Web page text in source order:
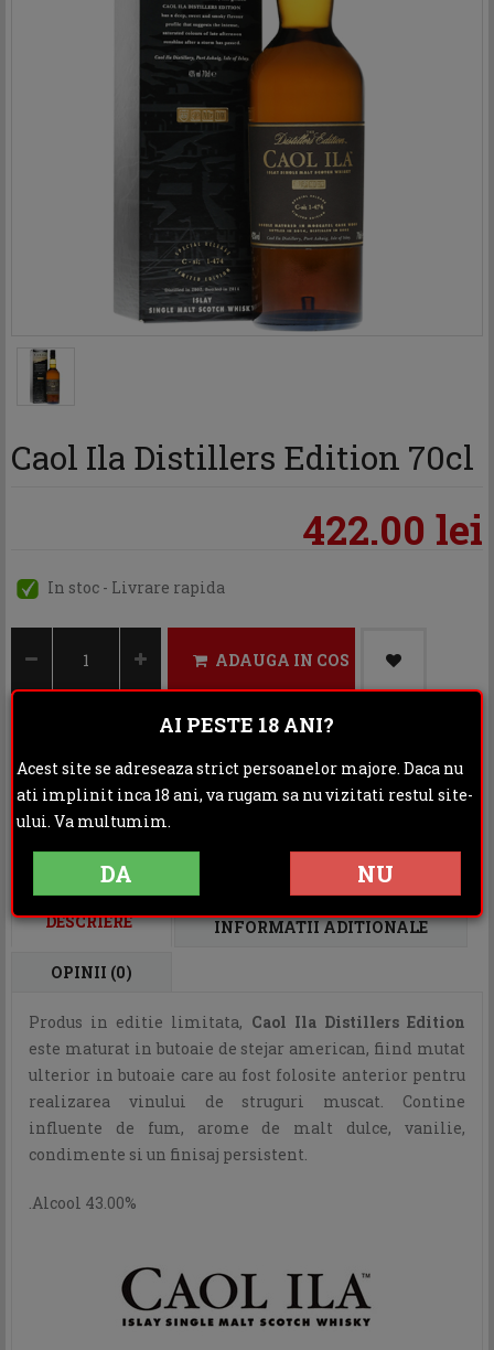
Caol Ila Distillers Edition 70cl
422.00 lei
In stoc - Livrare rapida
ADAUGA IN COS
Categoria: Whisky
Distribuie:
DESCRIERE INFORMATII ADITIONALE
OPINII (0)
Produs in editie limitata, Caol Ila Distillers Edition
este maturat in butoaie de stejar american, fiind mutat
ulterior in butoaie care au fost folosite anterior pentru
realizarea vinului de struguri muscat. Contine
influente de fum, arome de malt dulce, vanilie,
condimente si un finisaj persistent.
.Alcool 43.00%
AI PESTE 18 ANI?
Acest site se adreseaza strict persoanelor majore. Daca nu
ati implinit inca 18 ani, va rugam sa nu vizitati restul site-
ului. Va multumim.
DA NU